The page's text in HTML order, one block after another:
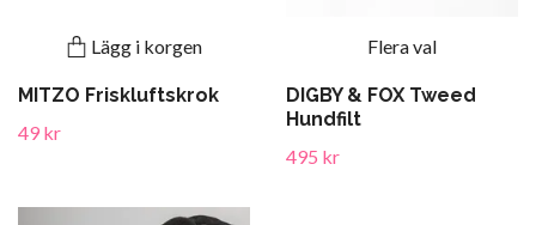
Lägg i korgen
MITZO Friskluftskrok
49 kr
Flera val
DIGBY & FOX Tweed
Hundfilt
495 kr